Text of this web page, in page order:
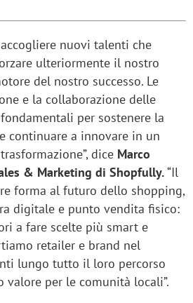
nuovi talenti che
ulteriormente il nostro
del nostro successo. Le
e la collaborazione delle
per sostenere la
continuare a innovare in un
dice Marco
& Marketing di Shopfully.“Il
forma al futuro dello shopping,
digitale e punto vendita fisico:
a fare scelte più smart e
retailer e brand nel
lungo tutto il loro percorso
valore per le comunità locali”.